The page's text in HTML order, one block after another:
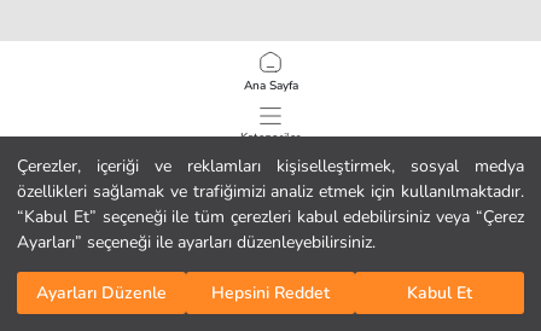
Çerezler, içeriği ve reklamları kişiselleştirmek, sosyal medya
özellikleri sağlamak ve trafiğimizi analiz etmek için kullanılmaktadır.
“Kabul Et” seçeneği ile tüm çerezleri kabul edebilirsiniz veya “Çerez
Ayarları” seçeneği ile ayarları düzenleyebilirsiniz.
Ayarları Düzenle Hepsini Reddet Kabul Et
Ana Sayfa
Kategoriler
Sepetim
Erkek Çocuk 2'li Kargo Cepli Baskılı Şort
149